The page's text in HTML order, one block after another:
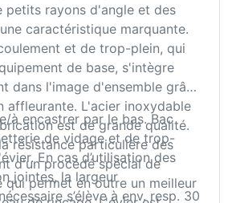
petits rayons d'angle et des
caractéristique marquante.
et de trop-plein, qui
de base, s'intègre
dans l'image d'ensemble grâce
affleurante. L'acier inoxydable
est de grande qualité.
résistance particulière des
d'un procédé spécial de
qui permet en outre un meilleur
à encastrer par le bas. Bac
de vidage et de trop-
En cas d’utilisation des
jointes, la largeur
s’élève à env. resp. 30